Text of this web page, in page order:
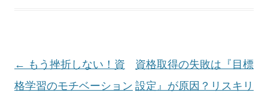
投
稿
← もう挫折しない！資
格学習のモチベーション
資格取得の失敗は『目標
設定』が原因？リスキリ